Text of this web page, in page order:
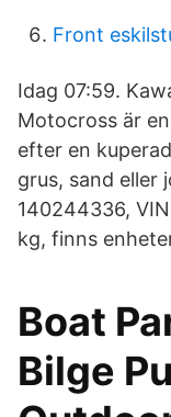
Front
Idag 07:59.
Motocross är
efter en
grus, sand eller
140244336,
kg, finns
Boat
Bilge